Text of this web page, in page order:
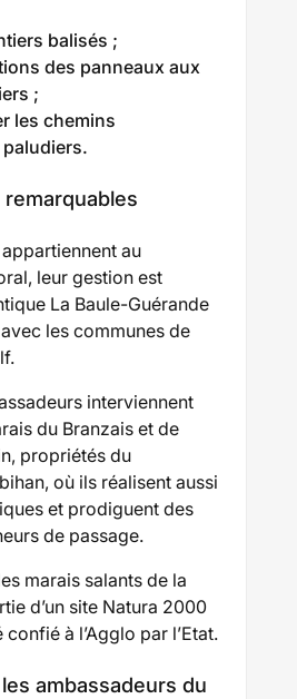
balisés ;
des panneaux aux
;
les chemins
au
leur gestion est
La Baule-Guérande
les communes de
interviennent
du Branzais et de
propriétés du
où ils réalisent aussi
et prodiguent des
de passage.
marais salants de la
d’un site Natura 2000
à l’Agglo par l’Etat.
ambassadeurs du